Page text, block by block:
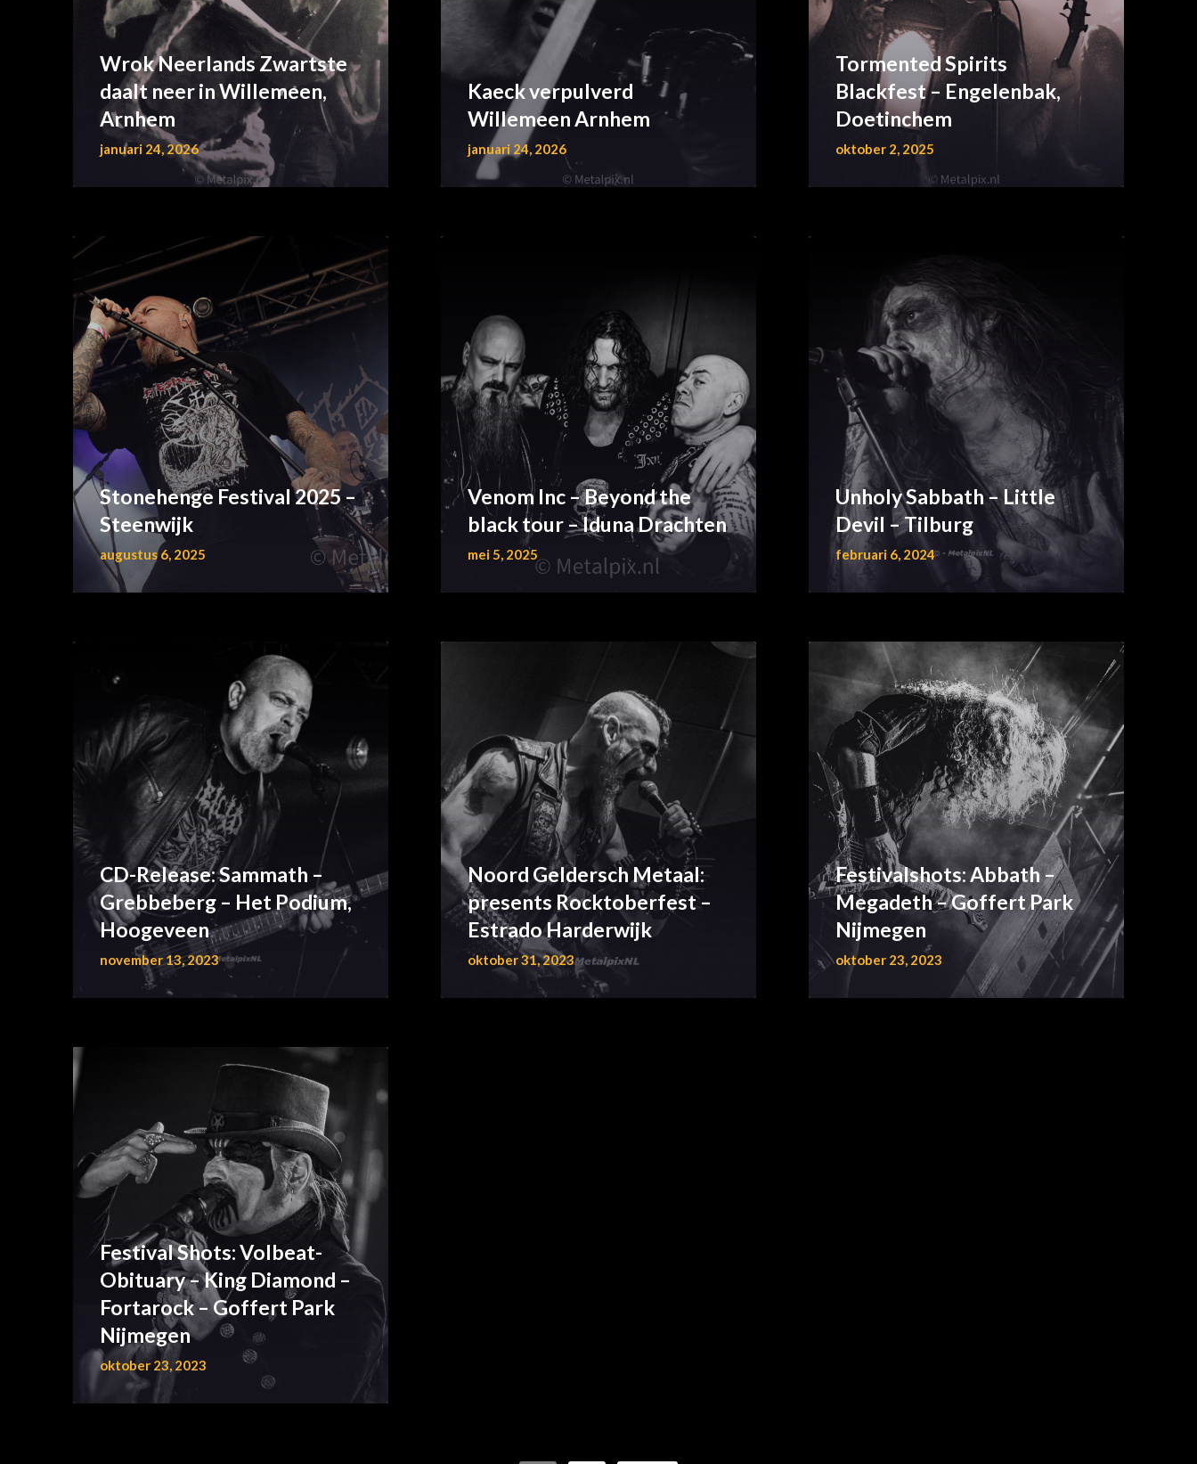
Wrok Neerlands Zwartste
daalt neer in Willemeen,
Arnhem
januari 24, 2026
Kaeck verpulverd
Willemeen Arnhem
januari 24, 2026
Tormented Spirits
Blackfest – Engelenbak,
Doetinchem
oktober 2, 2025
Stonehenge Festival 2025 –
Steenwijk
augustus 6, 2025
Venom Inc – Beyond the
black tour – Iduna Drachten
mei 5, 2025
Unholy Sabbath – Little
Devil – Tilburg
februari 6, 2024
CD-Release: Sammath –
Grebbeberg – Het Podium,
Hoogeveen
november 13, 2023
Noord Geldersch Metaal:
presents Rocktoberfest –
Estrado Harderwijk
oktober 31, 2023
Festivalshots: Abbath –
Megadeth – Goffert Park
Nijmegen
oktober 23, 2023
Festival Shots: Volbeat-
Obituary – King Diamond –
Fortarock – Goffert Park
Nijmegen
oktober 23, 2023